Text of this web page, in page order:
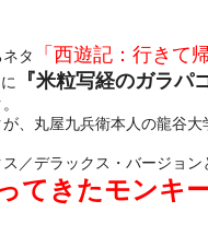
タ 「西遊記：行きて
『米粒写経のガラパ
、丸屋九兵衛本人の龍谷大
／デラックス・バージョ
てきたモンキー